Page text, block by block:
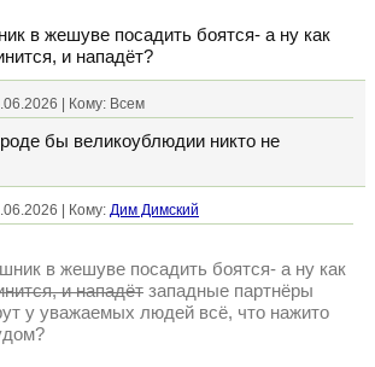
в жешуве посадить боятся- а ну как
и нападёт?
| Кому: Всем
бы великоублюдии никто не
| Кому: Дим Димский
в жешуве посадить боятся- а ну как
и нападёт западные партнёры
у уважаемых людей всё, что нажито